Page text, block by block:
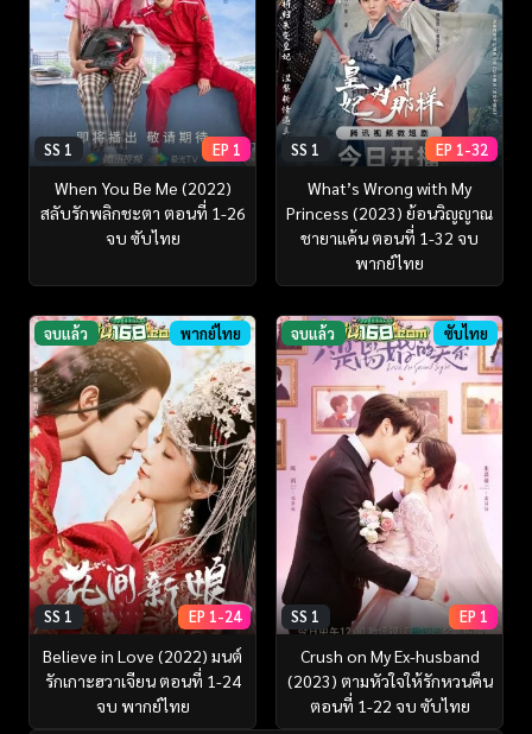
SS 1 EP 1
When You Be Me (2022)
สลับรักพลิกชะตา ตอนที่ 1-26
จบ ซับไทย
SS 1 EP 1-32
What’s Wrong with My
Princess (2023) ย้อนวิญญาณ
ชายาแค้น ตอนที่ 1-32 จบ
พากย์ไทย
จบแล้ว พากย์ไทย
SS 1 EP 1-24
Believe in Love (2022) มนต์
รักเกาะฮวาเจียน ตอนที่ 1-24
จบ พากย์ไทย
จบแล้ว ซับไทย
SS 1 EP 1
Crush on My Ex-husband
(2023) ตามหัวใจให้รักหวนคืน
ตอนที่ 1-22 จบ ซับไทย